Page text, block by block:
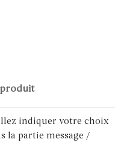
indiquer votre choix
la partie message /